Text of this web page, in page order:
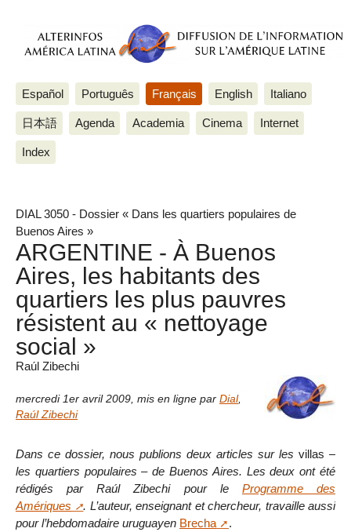
Español Português Français English Italiano
日本語 Agenda Academia Cinema Internet
Index
DIAL 3050 - Dossier « Dans les quartiers populaires de
Buenos Aires »
ARGENTINE - À Buenos
Aires, les habitants des
quartiers les plus pauvres
résistent au « nettoyage
social »
Raúl Zibechi
mercredi 1er avril 2009 mis en ligne par Dial,
Raúl Zibechi
Dans ce dossier, nous publions deux articles sur les villas –
les quartiers populaires – de Buenos Aires. Les deux ont été
rédigés par Raúl Zibechi pour le Programme des
Amériques
. L’auteur, enseignant et chercheur, travaille aussi
pour l’hebdomadaire uruguayen Brecha .